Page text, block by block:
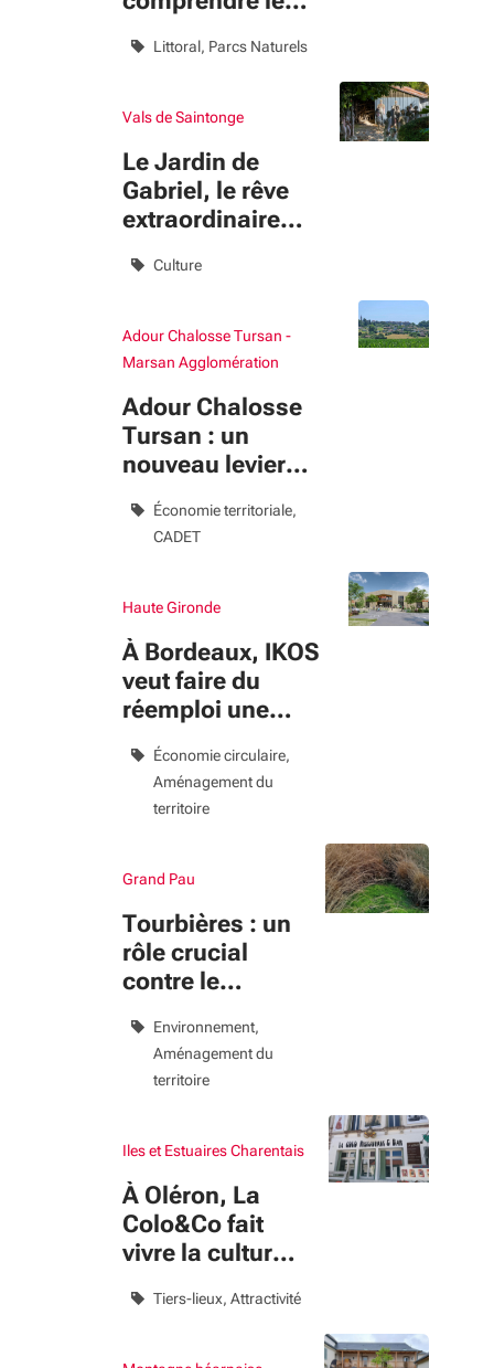
mieux le
Littoral Parcs Naturels
Vals de Saintonge
Le Jardin de
Gabriel, le rêve
extraordinaire
ordinaire
Culture
Adour Chalosse Tursan -
Marsan Agglomération
Adour Chalosse
Tursan : un
nouveau levier
pour
accompagner les
transitions du
Économie territoriale
CADET
Haute Gironde
À Bordeaux, IKOS
veut faire du
réemploi une
nouvelle façon de
consommer
Économie circulaire
Aménagement du
territoire
Grand Pau
Tourbières : un
rôle crucial
contre le
Environnement
Aménagement du
territoire
Iles et Estuaires Charentais
À Oléron, La
Colo&Co fait
vivre la culture
Tiers-lieux Attractivité